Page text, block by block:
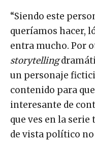
“Siendo este
queríamos hacer,
entra mucho. Por
storytelling
un personaje
contenido para
interesante de
que ves en la
de vista político